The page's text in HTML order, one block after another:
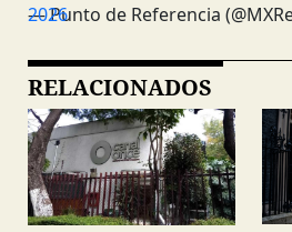
— Punto de Referencia
May 31, 2026
RELACIONADOS